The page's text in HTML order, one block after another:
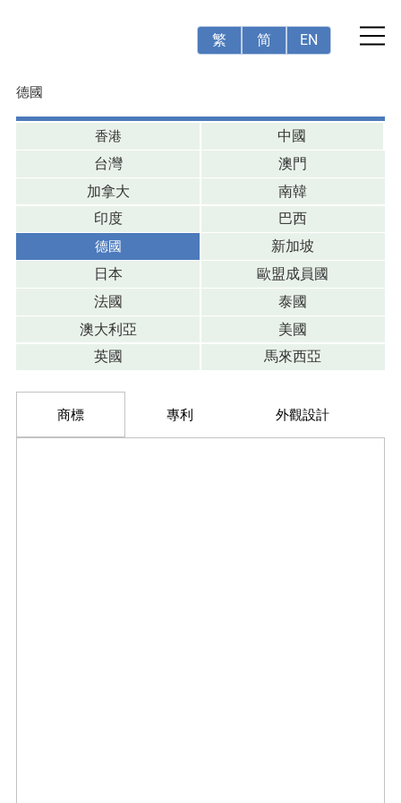
繁 简 EN
德國
香港
中國
台灣
澳門
加拿大
南韓
印度
巴西
德國
新加坡
日本
歐盟成員國
法國
泰國
澳大利亞
美國
英國
馬來西亞
商標 專利 外觀設計